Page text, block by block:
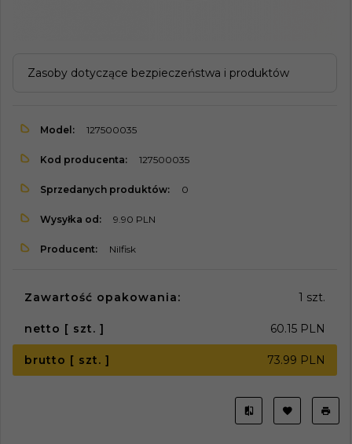
Zasoby dotyczące bezpieczeństwa i produktów
Model: 127500035
Kod producenta: 127500035
Sprzedanych produktów: 0
Wysyłka od: 9.90 PLN
Producent: Nilfisk
Zawartość opakowania: 1 szt.
netto [ szt. ] 60.15 PLN
brutto [ szt. ] 73.99 PLN